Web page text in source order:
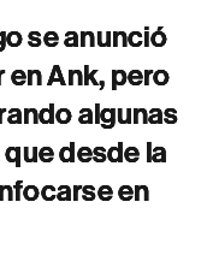
se anunció
en Ank, pero
algunas
desde la
en